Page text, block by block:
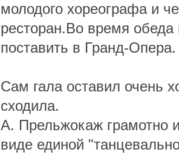
молодого хореографа и
ресторан.Во время
поставить в Гранд-
Сам гала оставил очень
сходила.
А. Прельжокаж грамотно
виде единой